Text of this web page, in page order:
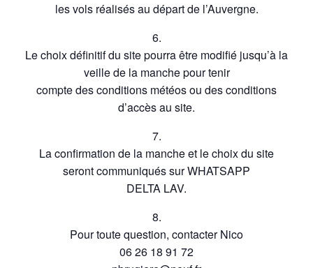
les vols réalisés au départ de l’Auvergne.
6.
Le choix définitif du site pourra être modifié jusqu’à la
veille de la manche pour tenir
compte des conditions météos ou des conditions
d’accès au site.
7.
La confirmation de la manche et le choix du site
seront communiqués sur WHATSAPP
DELTA LAV.
8.
Pour toute question, contacter Nico
06 26 18 91 72